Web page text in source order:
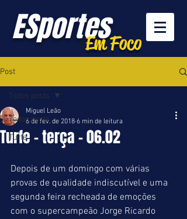
ESportesEm Foco
Post
Todos posts
Turfe
Todos posts
Turfe - terça - 06.02
Miguel Leão
6 de fev. de 2018 6 min de leitura
Depois de um domingo com várias
provas de qualidade indiscutível e uma
segunda feira recheada de emoções
com o supercampeão Jorge Ricardo